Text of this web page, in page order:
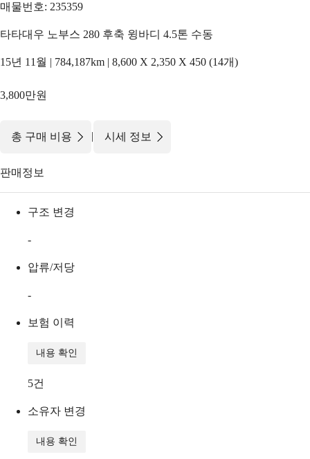
매물번호: 235359
타타대우 노부스 280 후축 윙바디 4.5톤 수동
15년 11월 | 784,187km | 8,600 X 2,350 X 450 (14개)
3,800만원
총 구매 비용 | 시세 정보
판매정보
구조 변경
-
압류/저당
-
보험 이력
내용 확인
5건
소유자 변경
내용 확인